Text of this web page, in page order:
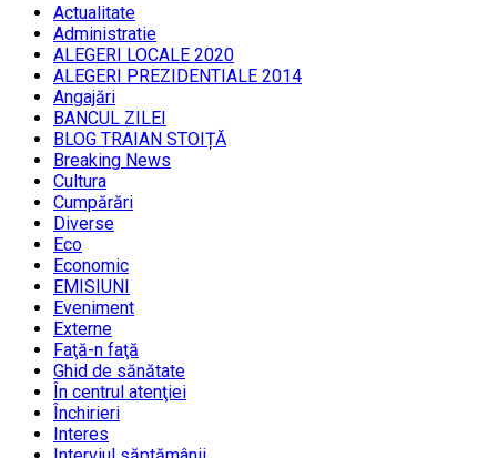
Actualitate
Administratie
ALEGERI LOCALE 2020
ALEGERI PREZIDENTIALE 2014
Angajări
BANCUL ZILEI
BLOG TRAIAN STOIȚĂ
Breaking News
Cultura
Cumpărări
Diverse
Eco
Economic
EMISIUNI
Eveniment
Externe
Faţă-n faţă
Ghid de sănătate
În centrul atenţiei
Închirieri
Interes